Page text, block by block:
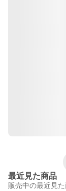
最近見た商品
販売中の最近見た